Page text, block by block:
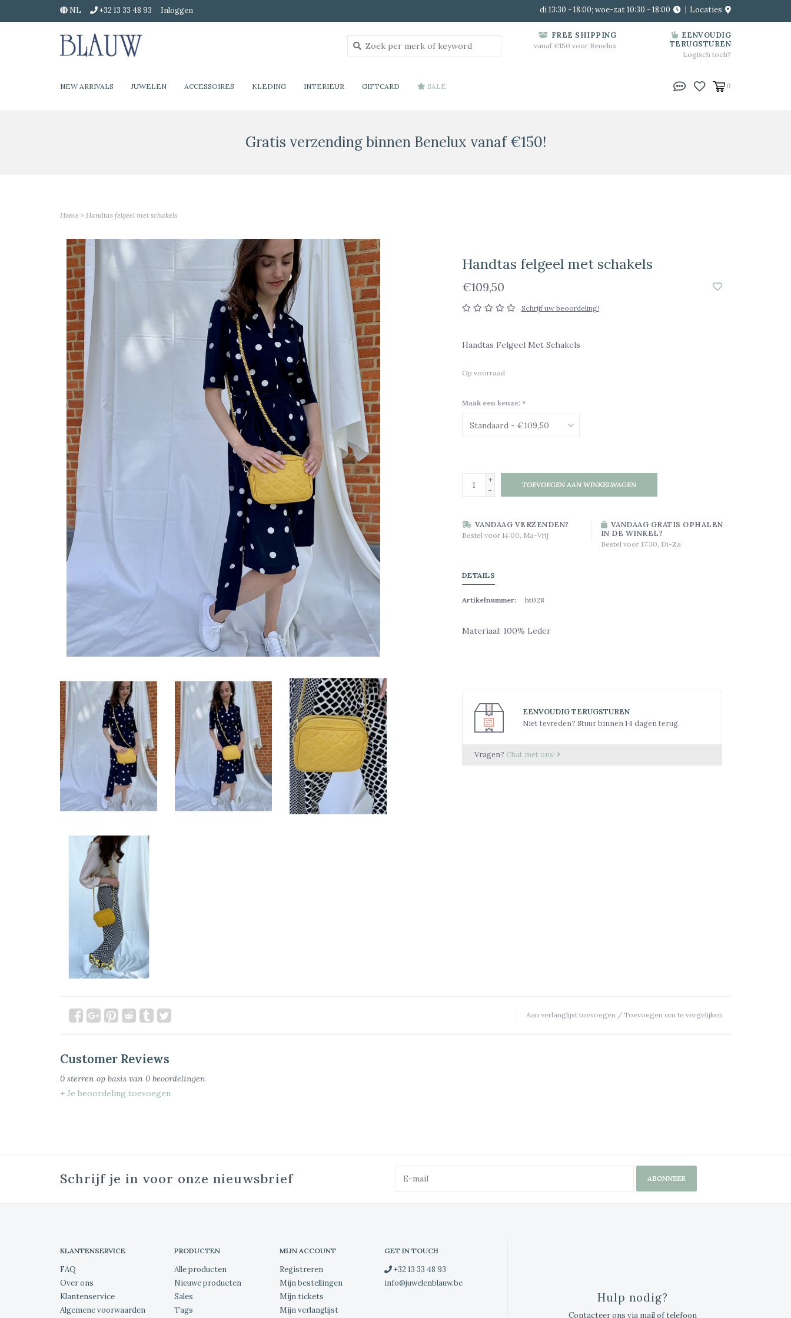
NL +32 13 33 48 93 Inloggen di 13:30 - 18:00; woe-zat 10:30 - 18:00 Locaties
FREE SHIPPING
vanaf €150 voor Benelux
EENVOUDIG
TERUGSTUREN
Logisch toch?
NEW ARRIVALS JUWELEN ACCESSOIRES KLEDING INTERIEUR GIFTCARD SALE 0
Gratis verzending binnen Benelux vanaf €150!
Home > Handtas felgeel met schakels
Handtas felgeel met schakels
€109,50
Schrijf uw beoordeling!
Handtas Felgeel Met Schakels
Op voorraad
Maak een keuze: *
+
-
TOEVOEGEN AAN WINKELWAGEN
VANDAAG VERZENDEN?
Bestel voor 14:00, Ma-Vrij
VANDAAG GRATIS OPHALEN
IN DE WINKEL?
Bestel voor 17:30, Di-Za
DETAILS
Artikelnummer: ht028
Materiaal: 100% Leder
EENVOUDIG TERUGSTUREN
Niet tevreden? Stuur binnen 14 dagen terug.
Vragen? Chat met ons!
Aan verlanglijst toevoegen / Toevoegen om te vergelijken
Customer Reviews
0 sterren op basis van 0 beoordelingen
+ Je beoordeling toevoegen
Schrijf je in voor onze nieuwsbrief ABONNEER
KLANTENSERVICE
FAQ
Over ons
Klantenservice
Algemene voorwaarden
PRODUCTEN
Alle producten
Nieuwe producten
Sales
Tags
MIJN ACCOUNT
Registreren
Mijn bestellingen
Mijn tickets
Mijn verlanglijst
GET IN TOUCH
+32 13 33 48 93
info@juwelenblauw.be
Hulp nodig?
Contacteer ons via mail of telefoon